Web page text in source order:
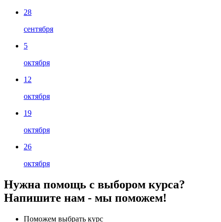
28
сентября
5
октября
12
октября
19
октября
26
октября
Нужна помощь с выбором курса?
Напишите нам - мы поможем!
Поможем выбрать курс